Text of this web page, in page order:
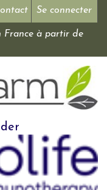
Se connecter
France à partir de